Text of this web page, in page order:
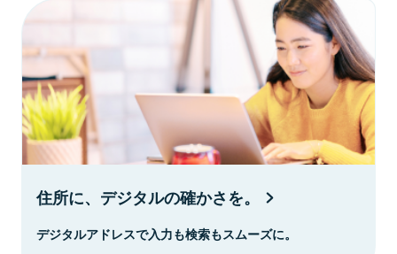
住所に、デジタルの確かさを。
デジタルアドレスで入力も検索もスムーズに。